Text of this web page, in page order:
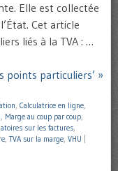
Elle est collectée
Cet article
liés à la TVA : …
points particuliers’ »
, Calculatrice en ligne,
, Marge au coup par coup,
sur les factures,
, TVA sur la marge, VHU